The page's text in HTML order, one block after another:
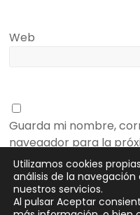
Web
Guarda mi nombre,
navegador para la
Utilizamos cookies
análisis de la
nuestros servicios.
Al pulsar Aceptar